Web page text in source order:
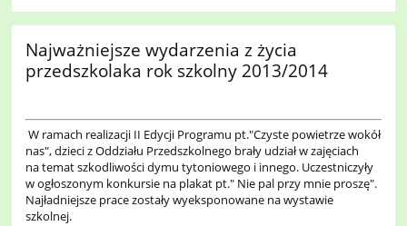
Najważniejsze wydarzenia z życia
przedszkolaka rok szkolny 2013/2014
W ramach realizacji II Edycji Programu pt."Czyste powietrze wokół
nas", dzieci z Oddziału Przedszkolnego brały udział w zajęciach
na temat szkodliwości dymu tytoniowego i innego. Uczestniczyły
w ogłoszonym konkursie na plakat pt." Nie pal przy mnie proszę".
Najładniejsze prace zostały wyeksponowane na wystawie
szkolnej.